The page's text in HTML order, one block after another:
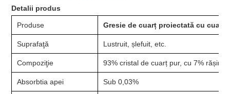
Detalii produs
Produse Gresie de cuarț proiectată cu cuarț
Suprafaţă Lustruit, șlefuit, etc.
Compoziţie 93% cristal de cuarț pur, cu 7% rășini,
Absorbtia apei Sub 0,03%